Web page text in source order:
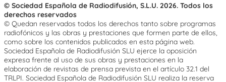
© Sociedad Española de Radiodifusión, S.L.U. 2026. Todos los
derechos reservados
© Quedan reservados todos los derechos tanto sobre programas
radiofónicos y las obras y prestaciones que formen parte de ellos,
como sobre los contenidos publicados en esta página web.
Sociedad Española de Radiodifusión SLU ejerce la oposición
expresa frente al uso de sus obras y prestaciones en la
elaboración de revistas de prensa prevista en el artículo 32.1 del
TRLPI. Sociedad Española de Radiodifusión SLU realiza la reserva